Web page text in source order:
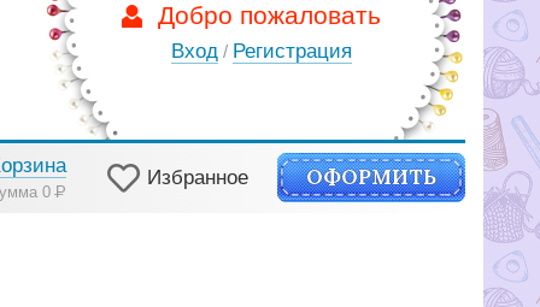
Добро пожаловать
Вход / Регистрация
0Р
Избранное ОФОРМИТЬ